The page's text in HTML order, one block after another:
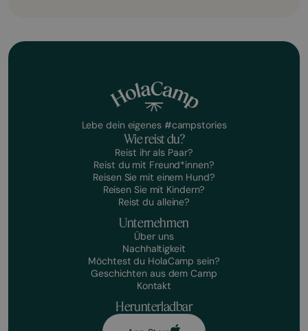
Lebe dein eigenes #campstories
Wie reist du?
Reist ihr als Paar?
Reist du mit Freund*innen?
Reisen Sie mit einem Hund?
Reisen Sie mit Kindern?
Reist du alleine?
Unternehmen
Über uns
Nachhaltigkeit
Möchtest du HolaCamp sein?
Geschichten aus dem Camp
Kontakt
Herunterladbar